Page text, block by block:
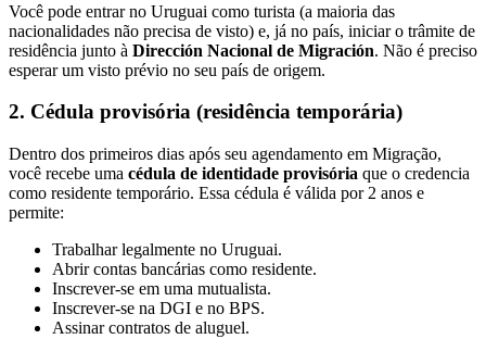
Você pode entrar no Uruguai como turista (a maioria das
nacionalidades não precisa de visto) e, já no país, iniciar o trâmite de
residência junto à Dirección Nacional de Migración. Não é preciso
esperar um visto prévio no seu país de origem.
2. Cédula provisória (residência temporária)
Dentro dos primeiros dias após seu agendamento em Migração,
você recebe uma cédula de identidade provisória que o credencia
como residente temporário. Essa cédula é válida por 2 anos e
permite:
Trabalhar legalmente no Uruguai.
Abrir contas bancárias como residente.
Inscrever-se em uma mutualista.
Inscrever-se na DGI e no BPS.
Assinar contratos de aluguel.